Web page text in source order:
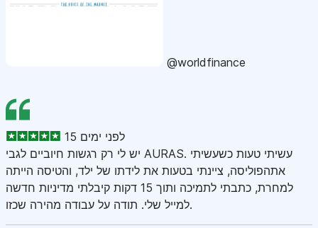
@worldfinance
15 לפני ימים
יש לי רק רגשות חיוביים לגבי AURAS. עשיתי טעות כשעשיתי
אתהפוליסה, ציינתי בטעות את לידתו של ילד, והטיסה הייתה
למחרת, כתבתי לתמיכה ותוך 15 דקות קיבלתי מדיניות חדשה
למייל שלי. תודה על עבודה מהירה שכזו.